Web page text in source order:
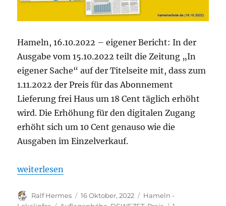
Hameln, 16.10.2022 – eigener Bericht: In der
Ausgabe vom 15.10.2022 teilt die Zeitung „In
eigener Sache“ auf der Titelseite mit, dass zum
1.11.2022 der Preis für das Abonnement
Lieferung frei Haus um 18 Cent täglich erhöht
wird. Die Erhöhung für den digitalen Zugang
erhöht sich um 10 Cent genauso wie die
Ausgaben im Einzelverkauf.
„DEWEZET erhöht die Bezugspreise zum
weiterlesen
Autor
Ralf Hermes
Veröffentlicht
16 Oktober, 2022 Kategorien
Hameln -